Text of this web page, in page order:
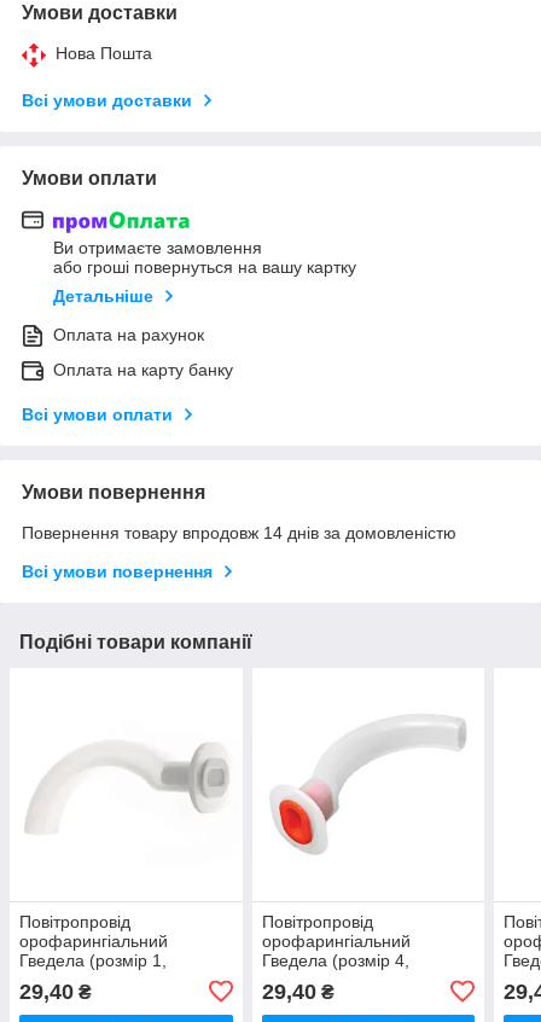
Умови доставки
Нова Пошта
Всі умови доставки
Умови оплати
Ви отримаєте замовлення
або гроші повернуться на вашу картку
Детальніше
Оплата на рахунок
Оплата на карту банку
Всі умови оплати
Умови повернення
Повернення товару впродовж 14 днів за домовленістю
Всі умови повернення
Подібні товари компанії
Повітропровід
орофарингіальний
Гведела (розмір 1,
стерильний
29,40 ₴
Повітропровід
орофарингіальний
Гведела (розмір 4,
стерильний
29,40₴